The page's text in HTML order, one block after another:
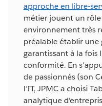
approche en libre-
métier jouent un
environnement très
préalable établir une
garantissant à la fois
conformité. En
de passionnés (son
l'IT, JPMC a choisi
analytique